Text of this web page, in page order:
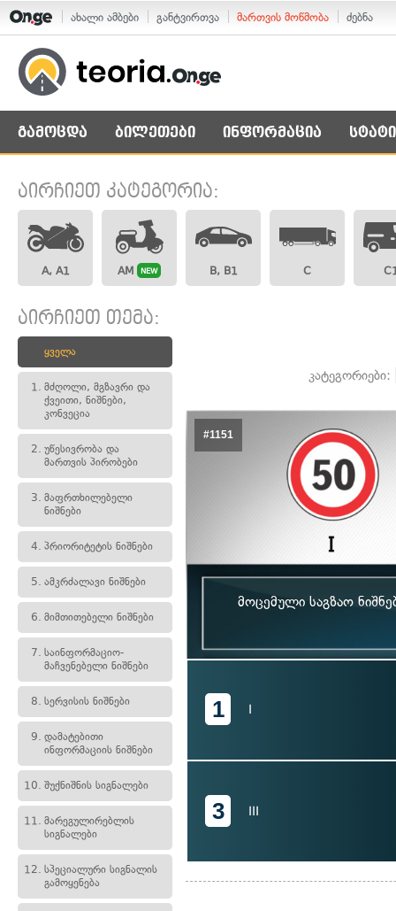
ახალი ამბები განტვირთვა მართვის მოწმობა ძებნა
გამოცდა ბილეთები ინფორმაცია
აირჩიეთ კატეგორია:
A, A1 AM NEW B, B1 C
აირჩიეთ თემა:
ყველა
1. მძღოლი, მგზავრი და
ქვეითი, ნიშნები,
კონვეცია
2. უწესივრობა და
მართვის პირობები
3. მაფრთხილებელი
ნიშნები
4. პრიორიტეტის ნიშნები
5. ამკრძალავი ნიშნები
6. მიმთითებელი ნიშნები
7. საინფორმაციო-
მაჩვენებელი ნიშნები
8. სერვისის ნიშნები
9. დამატებითი
ინფორმაციის ნიშნები
10. შუქნიშნის სიგნალები
11. მარეგულირებლის
სიგნალები
12. სპეციალური სიგნალის
გამოყენება
კატეგორიები:
#1151
მოცემული საგზაო
1 I
3 III